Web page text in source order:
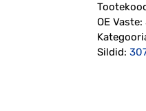
OE Vaste:
Sildid: